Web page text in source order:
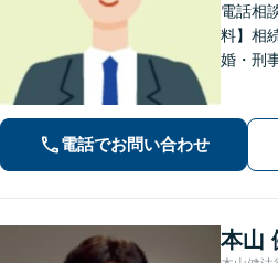
電話相
料】相
婚・刑
へと導
岡駅8
電話でお問い合わせ
本山